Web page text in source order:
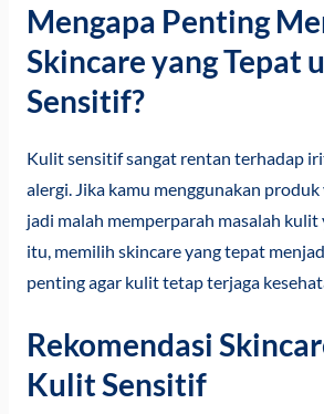
Mengapa Penting
Skincare yang Tepat
Sensitif?
Kulit sensitif sangat rentan terhadap
alergi. Jika kamu menggunakan produk
jadi malah memperparah masalah kulit
itu, memilih skincare yang tepat
penting agar kulit tetap terjaga
Rekomendasi
Kulit Sensitif